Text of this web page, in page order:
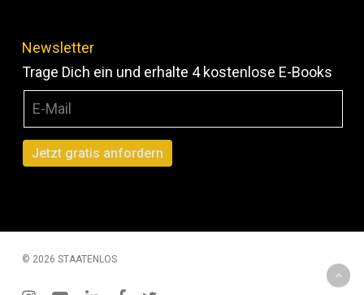
Newsletter
Trage Dich ein und erhalte 4 kostenlose E-Books
© 2026 STAATENLOS